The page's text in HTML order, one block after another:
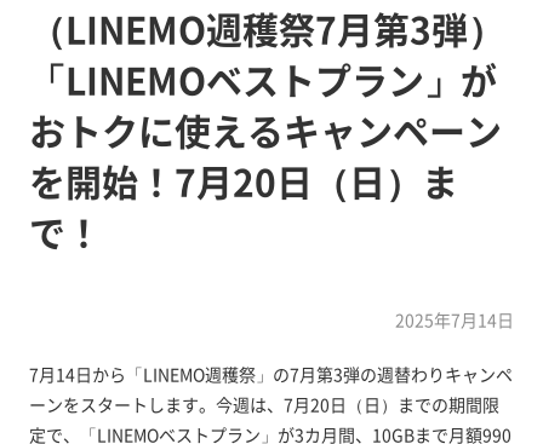
（LINEMO週穫祭7月第3弾）
「LINEMOベストプラン」が
おトクに使えるキャンペーン
を開始！7月20日（日）ま
で！
2025年7月14日
7月14日から「LINEMO週穫祭」の7月第3弾の週替わりキャンペ
ーンをスタートします。今週は、7月20日（日）までの期間限
定で、「LINEMOベストプラン」が3カ月間、10GBまで月額990